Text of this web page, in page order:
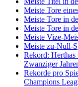
Meiste Tore
Meiste Tore in
Meiste Tore in
Meiste Vize-
Meiste zu-Null-
Rekord: Herthas
Zwanziger
Rekorde pro
Champions